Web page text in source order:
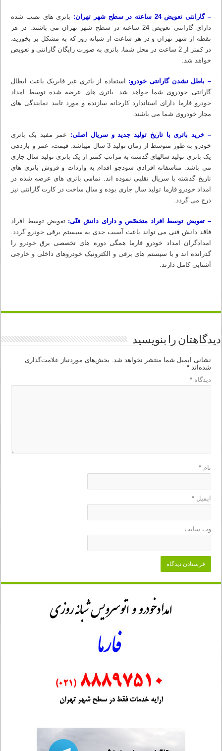
– گارانتی تعویض 24 ساعته در سطح شهر تهران:
باتری های نصب شده
دارای گارانتی تعویض 24 ساعته در سطح شهر تهران می باشند. در هر
نقطه از شهر تهران و در هر ساعت از شبانه روز که به مشکل بر بخورید،
در کمتر از 2 ساعت در محل شما، باتری به صورت رایگان گارانتی و تعویض
خواهد شد.
– باطل نشدن گارانتی خودرو: استفاده از باتری غیر فابریک باعث ابطال
گارانتی خودروی شما خواهد شد. باتری های عرضه شده توسط امداد
خودرو فارما دارای استاندارد کارخانه سازنده و مورد تایید نمایندگی های
مجاز خودروی شما می باشند.
– خرید باتری با تاریخ تولید جدید و سریال اصلی: عمر مفید یک باتری
خودرو به طور متوسط از زمان تولید 3 سال میباشد. قیمت، عمر و بازدهی
یک باتری تولید سالهای گذشته به مراتب کمتر از یک باتری تولید سال جاری
می باشد. متاسفانه افرادی سودجو اقدام به واردات و فروش باتری های
تاریخ گذشته با سریال تقلبی نموده اند. تمامی باتری های عرضه شده در
امداد خودرو فارما تولید سال جاری بوده و سال ساخت در کارت گارانتی نیز
درج می گردد.
– تعویض توسط افراد متخصّص و دارای دانش فنّی: تعویض توسط افراد
فاقد دانش فنی می تواند باعث آسیب جدی به سیستم برقی خودرو گردد.
امدادگران امداد خودرو فارما همگی دوره های تخصصی برق خودرو را
گذرانده اند و با سیستم های برقی و الکترونیک خودروهای داخلی و خارجی
آشنایی کامل دارند.
دیدگاهتان را بنویسید
نشانی ایمیل شما منتشر نخواهد شد.
بخش‌های موردنیاز علامت‌گذاری
شده‌اند*
دیدگاه*
نام*
ایمیل*
وب‌ سایت